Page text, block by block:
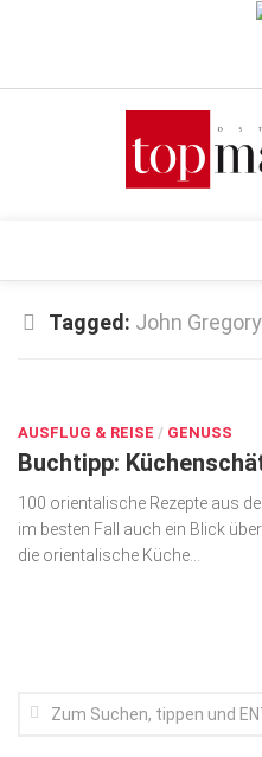
Verkaufsstellen
Top Gesundheitsforum
Geschäft
gesund & schön
Gesellschaft
Kunst & Kultur
Tagged: John
AUSFLUG & REISE / GENUSS
Buchtipp:
100 orientalische Rezepte aus
im besten Fall auch ein Blick
die orientalische Küche...